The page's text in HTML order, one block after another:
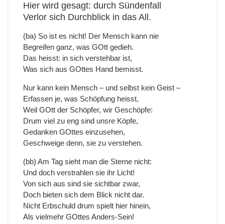
Hier wird gesagt: durch Sündenfall
Verlor sich Durchblick in das All.
(ba) So ist es nicht! Der Mensch kann nie
Begreifen ganz, was GOtt gedieh.
Das heisst: in sich verstehbar ist,
Was sich aus GOttes Hand bemisst.
Nur kann kein Mensch – und selbst kein Geist –
Erfassen je, was Schöpfung heisst,
Weil GOtt der Schöpfer, wir Geschöpfe:
Drum viel zu eng sind unsre Köpfe,
Gedanken GOttes einzusehen,
Geschweige denn, sie zu verstehen.
(bb) Am Tag sieht man die Sterne nicht:
Und doch verstrahlen sie ihr Licht!
Von sich aus sind sie sichtbar zwar,
Doch bieten sich dem Blick nicht dar.
Nicht Erbschuld drum spielt hier hinein,
Als vielmehr GOttes Anders-Sein!